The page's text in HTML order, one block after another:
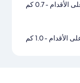
- 0.7 كم
- 1.0 كم